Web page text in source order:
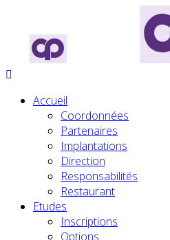
Accueil
Coordonnées
Partenaires
Implantations
Direction
Responsabilités
Restaurant
Etudes
Inscriptions
Options